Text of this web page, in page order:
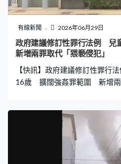
長王曉山：「業界都需要有一
多些也合適，例如會有一定金
額太低，或者有機會客戶會濫用
加，困難增加。」 有美容業界
港美容業總會創會主席葉世雄
有線新聞 2026年06月29日
政府建議修訂性罪行法例 兒
新增兩罪取代「猥褻侵犯」
【快訊】政府建議修訂性罪行
16歲 擴闊強姦罪範圍 新增兩